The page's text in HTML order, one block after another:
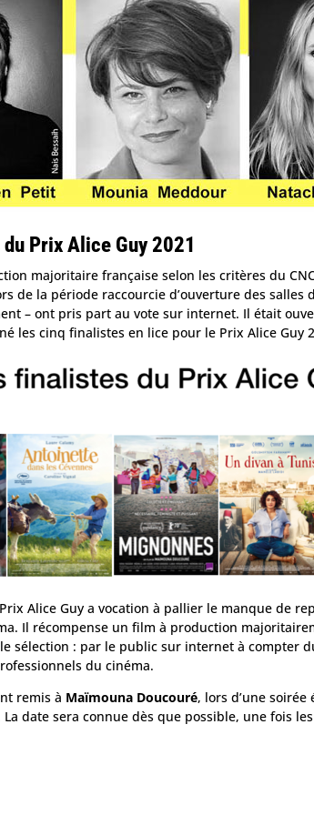
Prix Alice Guy 2021
majoritaire française selon les critères du
de la période raccourcie d’ouverture des salles
– ont pris part au vote sur internet. Il était
les cinq finalistes en lice pour le Prix Alice Guy
Alice Guy a vocation à pallier le manque de
Il récompense un film à production
sélection : par le public sur internet à compter
du cinéma.
remis à Maïmouna Doucouré, lors d’une
La date sera connue dès que possible, une fois